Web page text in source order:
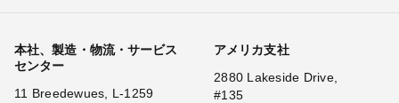
本社、製造・物流・サービス
センター
11 Breedewues, L-1259
アメリカ支社
2880 Lakeside Drive,
#135